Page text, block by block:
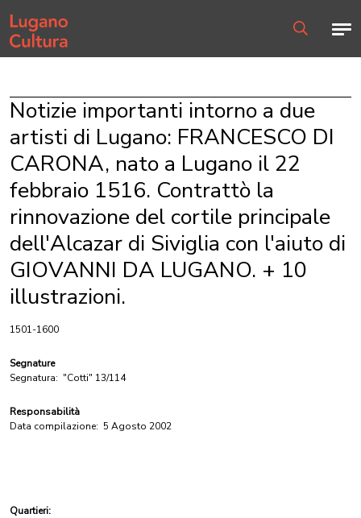
Home page
Notizie importanti intorno a due
artisti di Lugano: FRANCESCO DI
CARONA, nato a Lugano il 22
febbraio 1516. Contrattò la
rinnovazione del cortile principale
dell'Alcazar di Siviglia con l'aiuto di
GIOVANNI DA LUGANO. + 10
illustrazioni.
1501-1600
Segnature
Segnatura: "Cotti" 13/114
Responsabilità
Data compilazione: 5 Agosto 2002
Quartieri: